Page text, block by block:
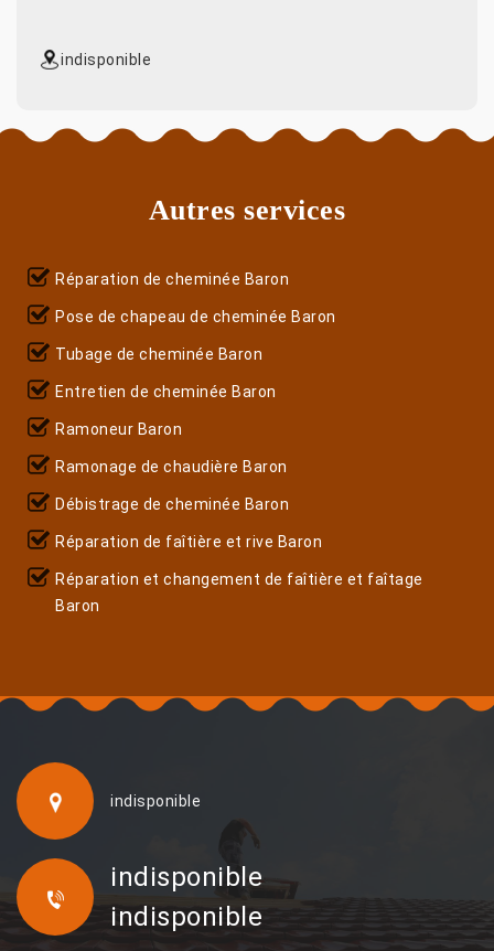
indisponible
Autres services
Réparation de cheminée Baron
Pose de chapeau de cheminée Baron
Tubage de cheminée Baron
Entretien de cheminée Baron
Ramoneur Baron
Ramonage de chaudière Baron
Débistrage de cheminée Baron
Réparation de faîtière et rive Baron
Réparation et changement de faîtière et faîtage
Baron
indisponible
indisponible
indisponible